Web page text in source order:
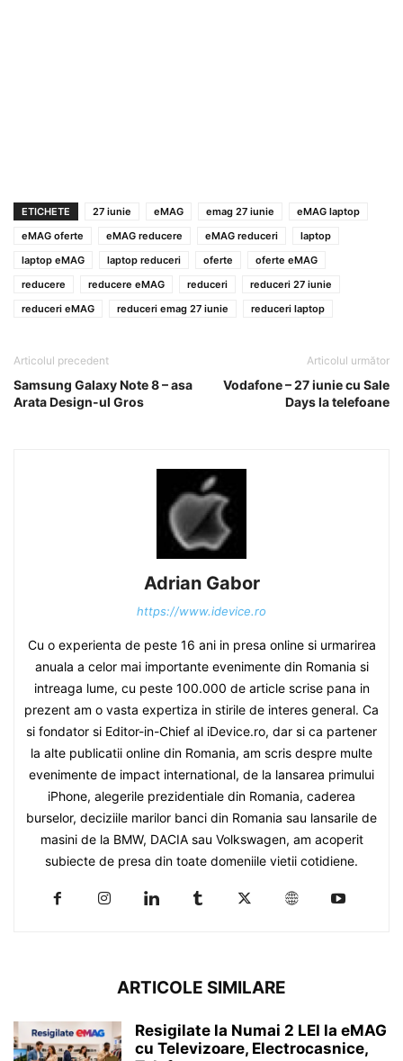
ETICHETE 27 iunie eMAG emag 27 iunie
eMAG laptop
eMAG oferte
eMAG reducere eMAG reduceri
laptop
laptop eMAG
laptop reduceri oferte
oferte eMAG
reducere
reducere eMAG reduceri
reduceri 27 iunie
reduceri eMAG
reduceri emag 27 iunie reduceri laptop
Articolul precedent
Samsung Galaxy Note 8 – asa
Arata Design-ul Gros
Articolul următor
Vodafone – 27 iunie cu Sale
Days la telefoane
Adrian Gabor
https://www.idevice.ro
Cu o experienta de peste 16 ani in presa online si urmarirea
anuala a celor mai importante evenimente din Romania si
intreaga lume, cu peste 100.000 de article scrise pana in
prezent am o vasta expertiza in stirile de interes general. Ca
si fondator si Editor-in-Chief al iDevice.ro, dar si ca partener
la alte publicatii online din Romania, am scris despre multe
evenimente de impact international, de la lansarea primului
iPhone, alegerile prezidentiale din Romania, caderea
burselor, deciziile marilor banci din Romania sau lansarile de
masini de la BMW, DACIA sau Volkswagen, am acoperit
subiecte de presa din toate domeniile vietii cotidiene.
ARTICOLE SIMILARE
Resigilate la Numai 2 LEI la eMAG
cu Televizoare, Electrocasnice,